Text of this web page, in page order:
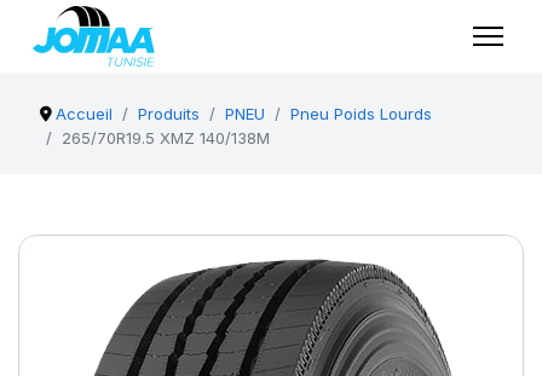
Accueil Produits PNEU
Pneu Poids Lourds
265/70R19.5 XMZ 140/138M